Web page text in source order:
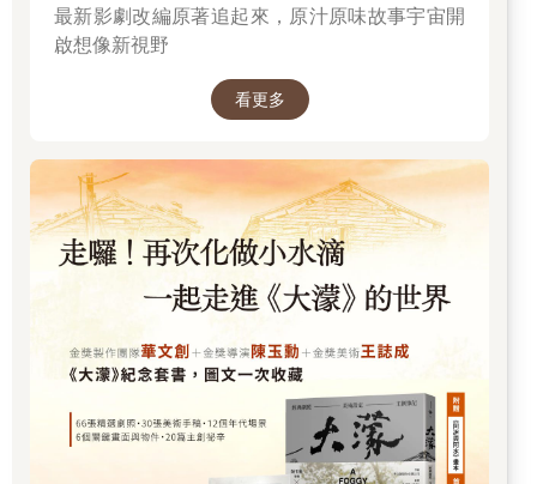
最新影劇改編原著追起來，原汁原味故事宇宙開
啟想像新視野
看更多